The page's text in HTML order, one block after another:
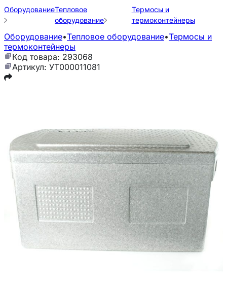
ОборудованиеТепловое
оборудование
Термосы и
термоконтейнеры
Оборудование•Тепловое оборудование•Термосы и
термоконтейнеры
Код товара: 293068
Артикул: УТ000011081